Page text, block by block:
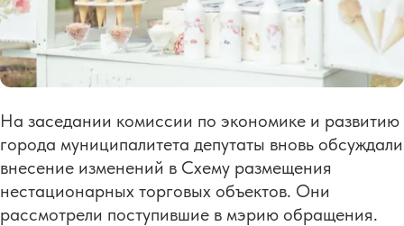
На заседании комиссии по экономике и развитию
города муниципалитета депутаты вновь обсуждали
внесение изменений в Схему размещения
нестационарных торговых объектов. Они
рассмотрели поступившие в мэрию обращения.